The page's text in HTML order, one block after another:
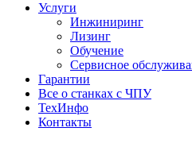
Услуги
Инжиниринг
Лизинг
Обучение
Сервисное
Гарантии
Все о станках с ЧПУ
ТехИнфо
Контакты